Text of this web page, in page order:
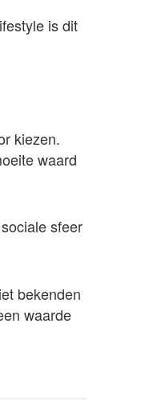
is dit
kiezen.
waard
sfeer
bekenden
waarde